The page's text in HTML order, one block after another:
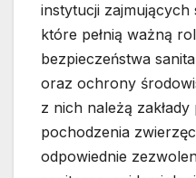
instytucji zajmujących
które pełnią ważną
bezpieczeństwa
oraz ochrony
z nich należą
pochodzenia
odpowiednie